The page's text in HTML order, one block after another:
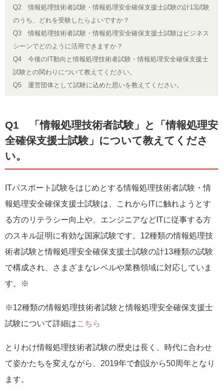
Q2 情報処理技術者試験・情報処理安全確保支援士試験の計13試験
のうち、どれを受験したらよいですか？
Q3 情報処理技術者試験・情報処理安全確保支援士試験はビジネス
シーンでどのように活用できますか？
Q4 今後のIT動向と情報処理技術者試験・情報処理安全確保支援士
試験との関わりについて教えてください。
Q5 運営団体として試験に込めた思いを教えてください。
Q1 「情報処理技術者試験」と「情報処理安
全確保支援士試験」について教えてくださ
い。
ITパスポート試験をはじめとする情報処理技術者試験・情
報処理安全確保支援士試験は、これからITに触れようとす
る方のリテラシー向上や、エンジニアなどITに従事する方
のスキル証明に有効な国家試験です。12種類の情報処理技
術者試験と情報処理安全確保支援士試験の計13種類の試験
で構成され、さまざまなレベルや業務領域に対応していま
す。※
※12種類の情報処理技術者試験と情報処理安全確保支援士
試験について詳細はこちら
とりわけ情報処理技術者試験の歴史は長く、時代に合わせ
て姿かたちを変えながら、2019年で創設から50周年となり
ます。